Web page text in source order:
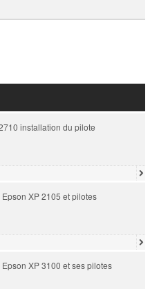
installation du pilote
XP 2105 et pilotes
XP 3100 et ses pilotes